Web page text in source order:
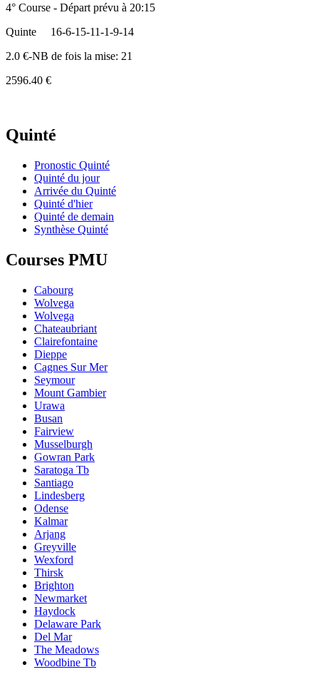
4° Course - Départ prévu à 20:15
Quinte
16-6-15-11-1-9-14
2.0 €-NB de fois la mise: 21
2596.40 €
Quinté
Pronostic Quinté
Quinté du jour
Arrivée du Quinté
Quinté d'hier
Quinté de demain
Synthèse Quinté
Courses PMU
Cabourg
Wolvega
Wolvega
Chateaubriant
Clairefontaine
Dieppe
Cagnes Sur Mer
Seymour
Mount Gambier
Urawa
Busan
Fairview
Musselburgh
Gowran Park
Saratoga Tb
Santiago
Lindesberg
Odense
Kalmar
Arjang
Greyville
Wexford
Thirsk
Brighton
Newmarket
Haydock
Delaware Park
Del Mar
The Meadows
Woodbine Tb